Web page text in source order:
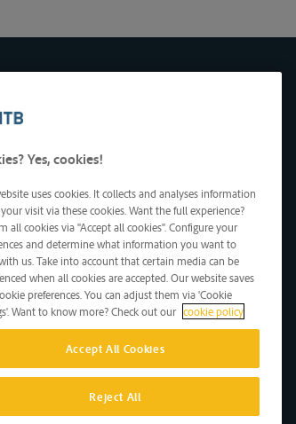
Yes, cookies!
uses cookies. It collects and analyses information
visit via these cookies. Want the full experience?
all cookies via "Accept all cookies". Configure your
and determine what information you want to
us. Take into account that certain media can be
when all cookies are accepted. Our website saves
preferences. You can adjust them via 'Cookie
Want to know more? Check out our cookie policy
Accept All Cookies
Reject All